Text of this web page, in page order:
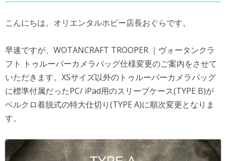
こんにちは。オリエンタルホビー店長おぐらです。
早速ですが、WOTANCRAFT TROOPER ｜ヴォータンクラ
フト トゥルーパーカメラバッグ仕様変更のご案内をさせて
いただきます。XSサイズ以外のトゥルーパーカメラバッグ
に標準付属だったPC/ iPad用のスリーブケース(TYPE B)が
ベルクロ着脱式の特大仕切り(TYPE A)に順次変更となりま
す。